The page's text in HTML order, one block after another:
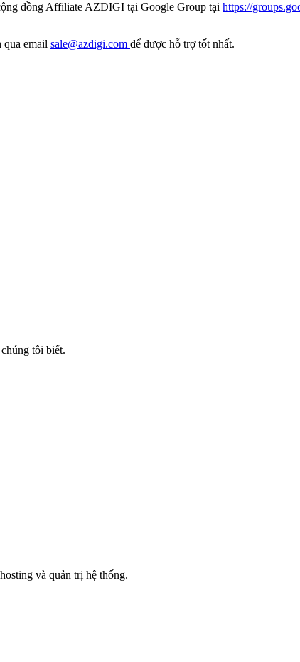
đồng Affiliate AZDIGI tại Google Group tại https://
email sale@azdigi.com để được hỗ trợ tốt nhất.
tôi biết.
và quản trị hệ thống.